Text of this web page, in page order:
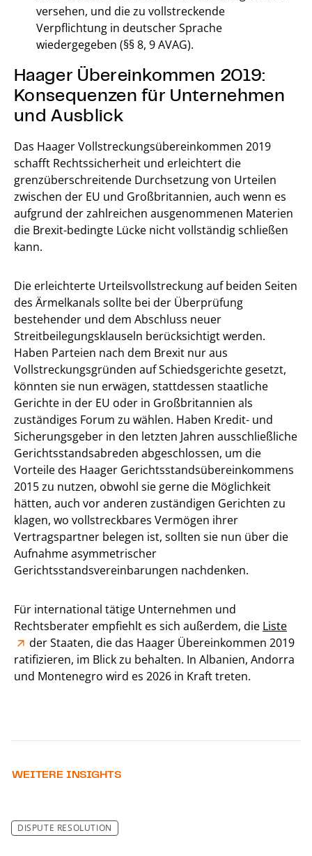
versehen, und die zu vollstreckende
Verpflichtung in deutscher Sprache
wiedergegeben (§§ 8, 9 AVAG).
Haager Übereinkommen 2019:
Konsequenzen für Unternehmen
und Ausblick
Das Haager Vollstreckungsübereinkommen 2019
schafft Rechtssicherheit und erleichtert die
grenzüberschreitende Durchsetzung von Urteilen
zwischen der EU und Großbritannien, auch wenn es
aufgrund der zahlreichen ausgenommenen Materien
die Brexit-bedingte Lücke nicht vollständig schließen
kann.
Die erleichterte Urteilsvollstreckung auf beiden Seiten
des Ärmelkanals sollte bei der Überprüfung
bestehender und dem Abschluss neuer
Streitbeilegungsklauseln berücksichtigt werden.
Haben Parteien nach dem Brexit nur aus
Vollstreckungsgründen auf Schiedsgerichte gesetzt,
könnten sie nun erwägen, stattdessen staatliche
Gerichte in der EU oder in Großbritannien als
zuständiges Forum zu wählen. Haben Kredit- und
Sicherungsgeber in den letzten Jahren ausschließliche
Gerichtsstandsabreden abgeschlossen, um die
Vorteile des Haager Gerichtsstandsübereinkommens
2015 zu nutzen, obwohl sie gerne die Möglichkeit
hätten, auch vor anderen zuständigen Gerichten zu
klagen, wo vollstreckbares Vermögen ihrer
Vertragspartner belegen ist, sollten sie nun über die
Aufnahme asymmetrischer
Gerichtsstandsvereinbarungen nachdenken.
Für international tätige Unternehmen und
Rechtsberater empfiehlt es sich außerdem, die Liste
der Staaten, die das Haager Übereinkommen 2019
ratifizieren, im Blick zu behalten. In Albanien, Andorra
und Montenegro wird es 2026 in Kraft treten.
WEITERE INSIGHTS
DISPUTE RESOLUTION